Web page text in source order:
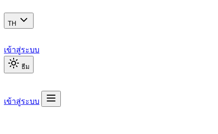
TH
เข้าสู่ระบบ
ธีม
เข้าสู่ระบบ